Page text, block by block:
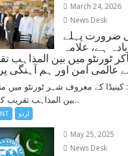
March 24, 2026
News Desk
ضرورت پہلے
ہے، علامہ
ٹورنٹو میں بین المذاہب
عالمی امن اور ہم آہنگی پر
کینیڈا کے معروف شہر ٹورنٹو میں
بین المذاہب تقریب کے مقررین...
اردو
May 25, 2025
News Desk